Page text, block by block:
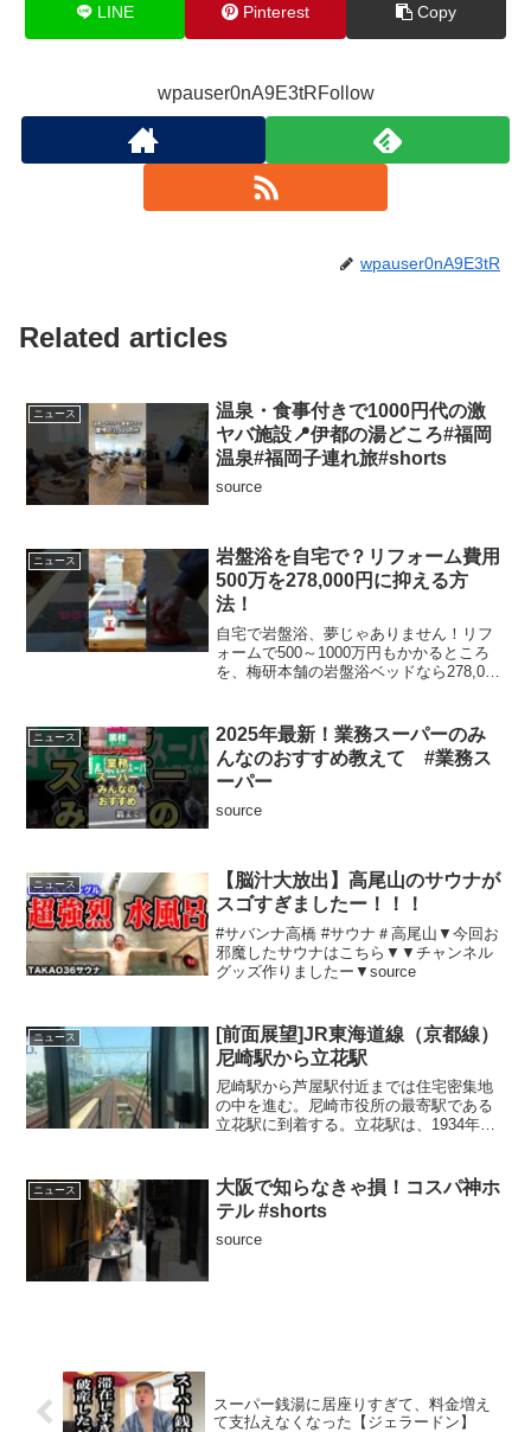
LINE Pinterest Copy
wpauser0nA9E3tRFollow
wpauser0nA9E3tR
Related articles
ニュース
温泉・食事付きで1000円代の激
ヤバ施設📍伊都の湯どころ#福岡
温泉#福岡子連れ旅#shorts
source
ニュース
岩盤浴を自宅で？リフォーム費用
500万を278,000円に抑える方
法！
自宅で岩盤浴、夢じゃありません！リフ
ォームで500～1000万円もかかるところ
を、梅研本舗の岩盤浴ベッドなら278,000
分のスペースでOK✔ じんわり体を温め...
ニュース
2025年最新！業務スーパーのみ
んなのおすすめ教えて #業務ス
ーパー
source
ニュース
【脳汁大放出】高尾山のサウナが
スゴすぎましたー！！！
#サバンナ高橋 #サウナ＃高尾山▼今回お
邪魔したサウナはこちら▼▼チャンネル
グッズ作りましたー▼source
ニュース
[前面展望]JR東海道線（京都線）
尼崎駅から立花駅
尼崎駅から芦屋駅付近までは住宅密集地
の中を進む。尼崎市役所の最寄駅である
立花駅に到着する。立花駅は、1934年
（現在の西宮駅）間に新設開業（吹田駅 -
須磨駅間...
ニュース
大阪で知らなきゃ損！コスパ神ホ
テル #shorts
source
スーパー銭湯に居座りすぎて、料金増え
て支払えなくなった【ジェラードン】